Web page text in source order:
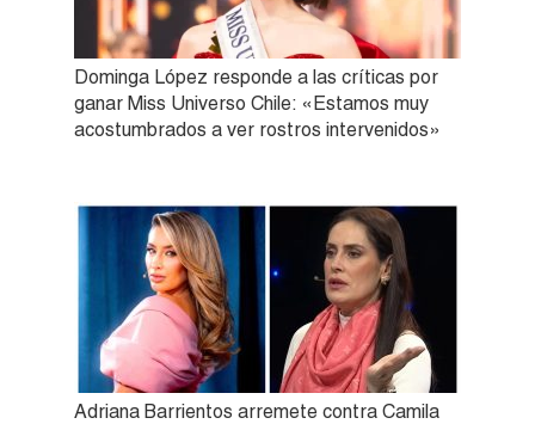
Dominga López responde a las críticas por
ganar Miss Universo Chile: «Estamos muy
acostumbrados a ver rostros intervenidos»
Adriana Barrientos arremete contra Camila